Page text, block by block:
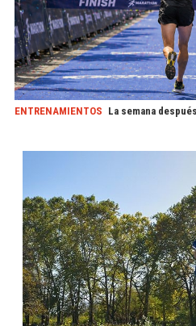
ENTRENAMIENTOS La semana